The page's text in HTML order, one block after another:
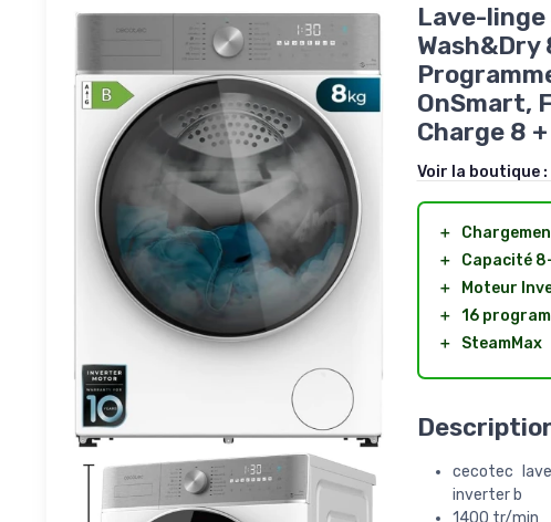
Lave-
OnSmart,
Charge 8
Voir la boutique :
＋
＋
Capacité
＋
Moteur
＋ 16
＋
SteamMax
cecotec
inverter b